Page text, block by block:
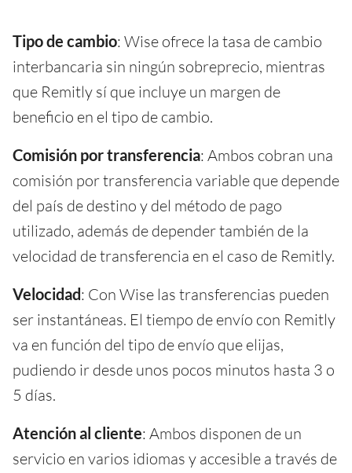
Tipo de cambio: Wise ofrece la tasa de cambio
interbancaria sin ningún sobreprecio, mientras
que Remitly sí que incluye un margen de
beneficio en el tipo de cambio.
Comisión por transferencia: Ambos cobran una
comisión por transferencia variable que depende
del país de destino y del método de pago
utilizado, además de depender también de la
velocidad de transferencia en el caso de Remitly.
Velocidad: Con Wise las transferencias pueden
ser instantáneas. El tiempo de envío con Remitly
va en función del tipo de envío que elijas,
pudiendo ir desde unos pocos minutos hasta 3 o
5 días.
Atención al cliente: Ambos disponen de un
servicio en varios idiomas y accesible a través de